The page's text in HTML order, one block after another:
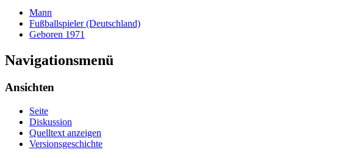
Mann
Fußballspieler (Deutschland)
Geboren 1971
Navigationsmenü
Ansichten
Seite
Diskussion
Quelltext anzeigen
Versionsgeschichte